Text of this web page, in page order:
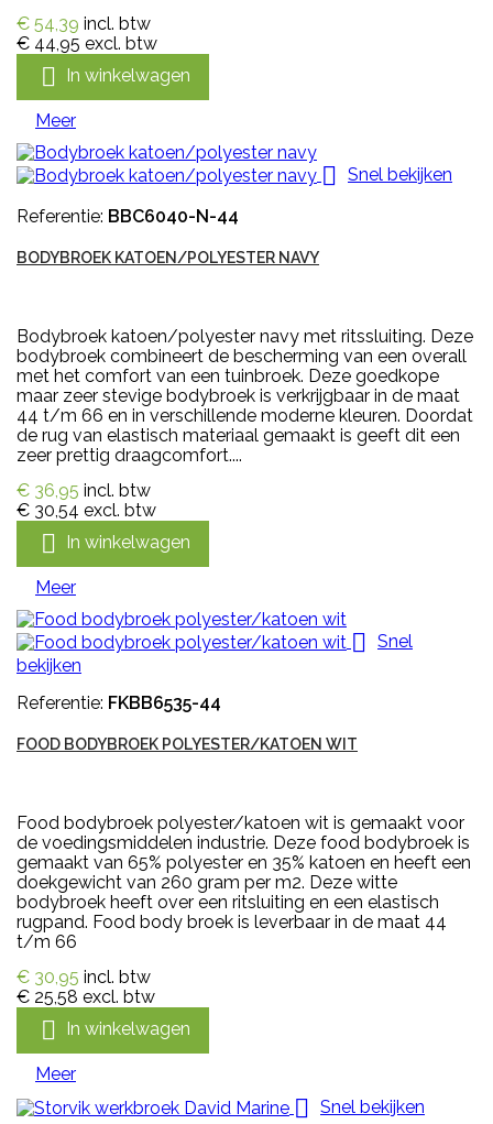
€ 54,39 incl. btw
€ 44,95 excl. btw
 In winkelwagen
Meer
 Snel bekijken
Referentie: BBC6040-N-44
BODYBROEK KATOEN/POLYESTER NAVY
Bodybroek katoen/polyester navy met ritssluiting. Deze
bodybroek combineert de bescherming van een overall
met het comfort van een tuinbroek. Deze goedkope
maar zeer stevige bodybroek is verkrijgbaar in de maat
44 t/m 66 en in verschillende moderne kleuren. Doordat
de rug van elastisch materiaal gemaakt is geeft dit een
zeer prettig draagcomfort....
€ 36,95 incl. btw
€ 30,54 excl. btw
 In winkelwagen
Meer
 Snel
bekijken
Referentie: FKBB6535-44
FOOD BODYBROEK POLYESTER/KATOEN WIT
Food bodybroek polyester/katoen wit is gemaakt voor
de voedingsmiddelen industrie. Deze food bodybroek is
gemaakt van 65% polyester en 35% katoen en heeft een
doekgewicht van 260 gram per m2. Deze witte
bodybroek heeft over een ritsluiting en een elastisch
rugpand. Food body broek is leverbaar in de maat 44
t/m 66
€ 30,95 incl. btw
€ 25,58 excl. btw
 In winkelwagen
Meer
 Snel bekijken